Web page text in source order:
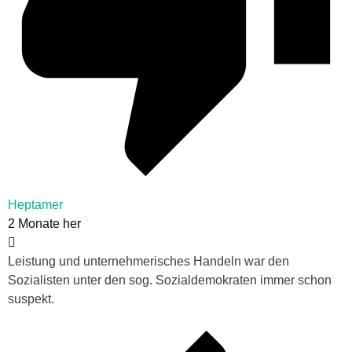
Heptamer
2 Monate her
Leistung und unternehmerisches Handeln war den
Sozialisten unter den sog. Sozialdemokraten immer schon
suspekt.